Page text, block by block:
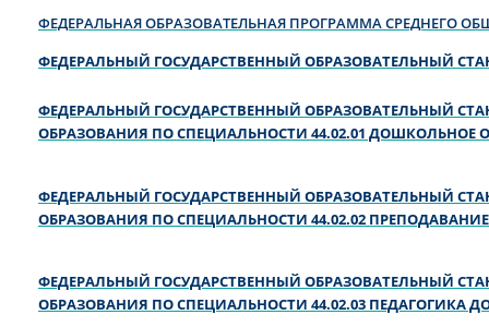
ФЕДЕРАЛЬНАЯ ОБРАЗОВАТЕЛЬНАЯ ПРОГРАММА СРЕДНЕГО
ФЕДЕРАЛЬНЫЙ ГОСУДАРСТВЕННЫЙ ОБРАЗОВАТЕЛЬНЫЙ
ФЕДЕРАЛЬНЫЙ ГОСУДАРСТВЕННЫЙ ОБРАЗОВАТЕЛЬНЫЙ
ОБРАЗОВАНИЯ ПО СПЕЦИАЛЬНОСТИ 44.02.01 ДОШКОЛЬНОЕ
ФЕДЕРАЛЬНЫЙ ГОСУДАРСТВЕННЫЙ ОБРАЗОВАТЕЛЬНЫЙ
ОБРАЗОВАНИЯ ПО СПЕЦИАЛЬНОСТИ 44.02.02
ФЕДЕРАЛЬНЫЙ ГОСУДАРСТВЕННЫЙ ОБРАЗОВАТЕЛЬНЫЙ
ОБРАЗОВАНИЯ ПО СПЕЦИАЛЬНОСТИ 44.02.03 ПЕДАГОГИКА